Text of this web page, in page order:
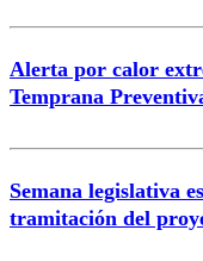
Alerta por calor
Temprana
Semana legislativa
tramitación del